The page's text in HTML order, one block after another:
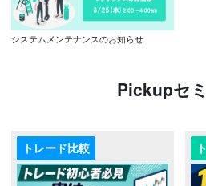
システムメンテナンスのお知らせ
Pickupセ
トレード比較